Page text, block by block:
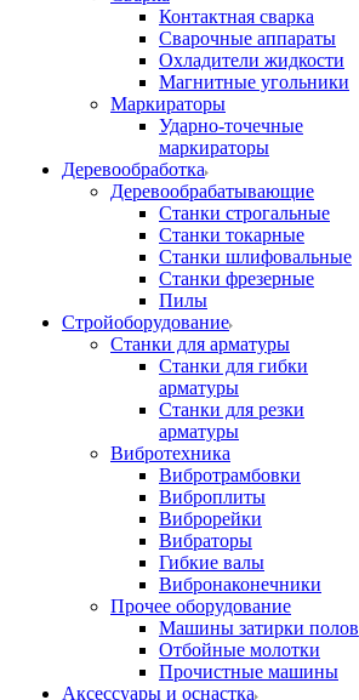
Контактная сварка
Сварочные аппараты
Охладители жидкости
Магнитные угольники
Маркираторы
Ударно-точечные
маркираторы
Деревообработка
Деревообрабатывающие
Станки строгальные
Станки токарные
Станки шлифовальные
Станки фрезерные
Пилы
Стройоборудование
Станки для арматуры
Станки для гибки
арматуры
Станки для резки
арматуры
Вибротехника
Вибротрамбовки
Виброплиты
Виброрейки
Вибраторы
Гибкие валы
Вибронаконечники
Прочее оборудование
Машины затирки полов
Отбойные молотки
Прочистные машины
Аксeccyapы и оснастка